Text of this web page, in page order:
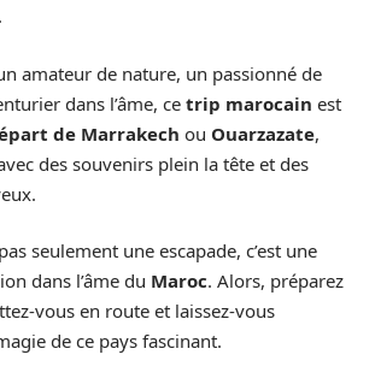
amateur de nature, un passionné de
dans l’âme, ce trip marocain est
de Marrakech ou Ouarzazate,
des souvenirs plein la tête et des
seulement une escapade, c’est une
dans l’âme du Maroc. Alors, préparez
vous en route et laissez-vous
de ce pays fascinant.